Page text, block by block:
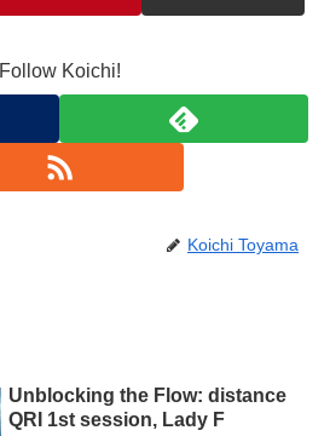
Follow Koichi!
Koichi Toyama
Unblocking the Flow: distance
QRI 1st session, Lady F